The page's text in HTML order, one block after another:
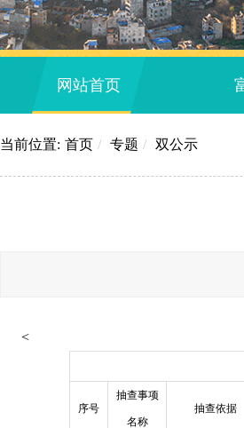
网站首页
当前位置: 首页 / 专题 / 双公示
<
序号
抽查事项
名称
抽查依据